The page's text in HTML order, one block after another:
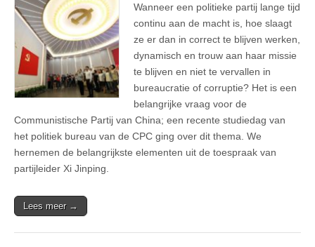
Wanneer een politieke partij lange tijd
continu aan de macht is, hoe slaagt
ze er dan in correct te blijven werken,
dynamisch en trouw aan haar missie
te blijven en niet te vervallen in
bureaucratie of corruptie? Het is een
belangrijke vraag voor de
Communistische Partij van China; een recente studiedag van
het politiek bureau van de CPC ging over dit thema. We
hernemen de belangrijkste elementen uit de toespraak van
partijleider Xi Jinping.
Lees meer →